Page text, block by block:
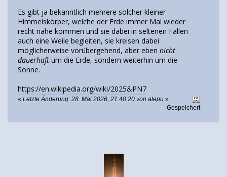
Es gibt ja bekanntlich mehrere solcher kleiner
Himmelskörper, welche der Erde immer Mal wieder
recht nahe kommen und sie dabei in seltenen Fällen
auch eine Weile begleiten, sie kreisen dabei
möglicherweise vorübergehend, aber eben nicht
dauerhaft um die Erde, sondern weiterhin um die
Sonne.
https://en.wikipedia.org/wiki/2025&PN7
« Letzte Änderung: 28. Mai 2026, 21:40:20 von alepu »
Gespeichert